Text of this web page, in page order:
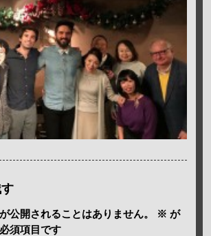
公開されることはありません。 ※ が
須項目です